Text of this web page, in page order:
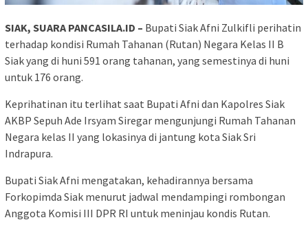
SIAK, SUARA PANCASILA.ID – Bupati Siak Afni Zulkifli perihatin
terhadap kondisi Rumah Tahanan (Rutan) Negara Kelas II B
Siak yang di huni 591 orang tahanan, yang semestinya di huni
untuk 176 orang.
Keprihatinan itu terlihat saat Bupati Afni dan Kapolres Siak
AKBP Sepuh Ade Irsyam Siregar mengunjungi Rumah Tahanan
Negara kelas II yang lokasinya di jantung kota Siak Sri
Indrapura.
Bupati Siak Afni mengatakan, kehadirannya bersama
Forkopimda Siak menurut jadwal mendampingi rombongan
Anggota Komisi III DPR RI untuk meninjau kondis Rutan.